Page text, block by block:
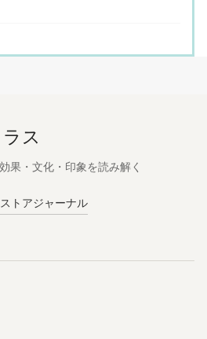
ス
果・文化・印象を読み解く
トアジャーナル